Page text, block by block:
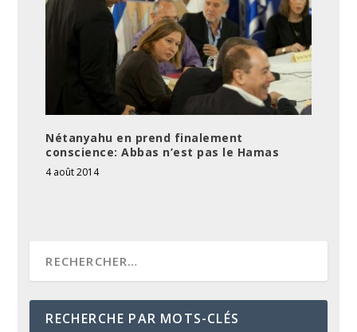
Nétanyahu en prend finalement
conscience: Abbas n’est pas le Hamas
4 août 2014
RECHERCHE PAR MOTS-CLÉS